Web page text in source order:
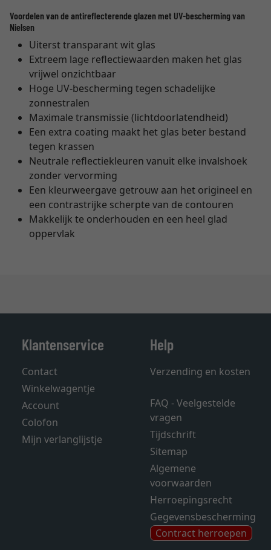
Voordelen van de antireflecterende glazen met UV-bescherming van
Nielsen
Uiterst transparant wit glas
Extreem lage reflectiewaarden maken het glas
vrijwel onzichtbaar
Hoge UV-bescherming tegen schadelijke
zonnestralen
Maximale transmissie (lichtdoorlatendheid)
Een extra coating maakt het glas beter bestand
tegen krassen
Neutrale reflectiekleuren vanuit elke invalshoek
zonder vervorming
Een kleurweergave getrouw aan het origineel en
een contrastrijke scherpte van de contouren
Makkelijk te onderhouden en een heel glad
oppervlak
Klantenservice
Contact
Winkelwagentje
Account
Colofon
Mijn verlanglijstje
Help
Verzending en kosten
FAQ - Veelgestelde
vragen
Tijdschrift
Sitemap
Algemene
voorwaarden
Herroepingsrecht
Gegevensbescherming
Contract herroepen